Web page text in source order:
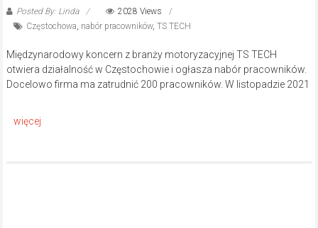
Posted By: Linda
2028 Views
Częstochowa, nabór pracowników, TS TECH
Międzynarodowy koncern z branży motoryzacyjnej TS TECH
otwiera działalność w Częstochowie i ogłasza nabór pracowników.
Docelowo firma ma zatrudnić 200 pracowników. W listopadzie 2021